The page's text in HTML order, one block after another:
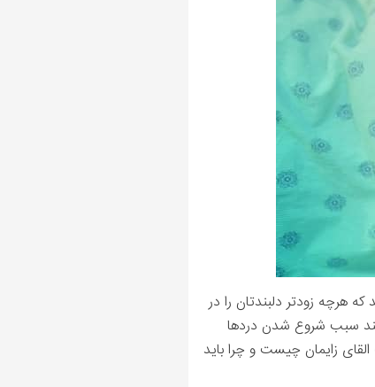
هرچه زودتر دلبندتان را در
سبب شروع شدن دردها
زایمان چیست و چرا باید